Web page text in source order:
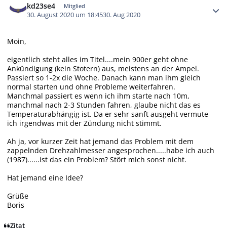
kd23se4 Mitglied
30. August 2020 um 18:4530. Aug 2020
Moin,
eigentlich steht alles im Titel....mein 900er geht ohne
Ankündigung (kein Stotern) aus, meistens an der Ampel.
Passiert so 1-2x die Woche. Danach kann man ihm gleich
normal starten und ohne Probleme weiterfahren.
Manchmal passiert es wenn ich ihm starte nach 10m,
manchmal nach 2-3 Stunden fahren, glaube nicht das es
Temperaturabhängig ist. Da er sehr sanft ausgeht vermute
ich irgendwas mit der Zündung nicht stimmt.
Ah ja, vor kurzer Zeit hat jemand das Problem mit dem
zappelnden Drehzahlmesser angesprochen.....habe ich auch
(1987)......ist das ein Problem? Stört mich sonst nicht.
Hat jemand eine Idee?
Grüße
Boris
Zitat